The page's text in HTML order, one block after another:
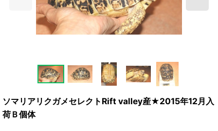
ソマリアリクガメセレクトRift valley産★2015年12月入
荷Ｂ個体